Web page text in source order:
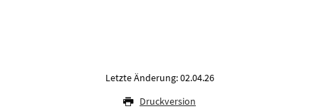
Letzte Änderung: 02.04.26
Druckversion